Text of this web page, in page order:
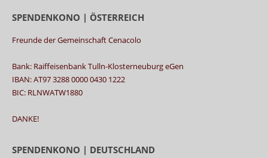
SPENDENKONO | ÖSTERREICH
Freunde der Gemeinschaft Cenacolo
Bank: Raiffeisenbank Tulln-Klosterneuburg eGen
IBAN: AT97 3288 0000 0430 1222
BIC: RLNWATW1880
DANKE!
SPENDENKONO | DEUTSCHLAND